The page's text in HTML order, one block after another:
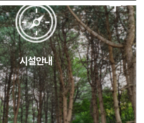
시설안내